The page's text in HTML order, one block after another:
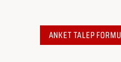
ANKET TALEP FORMU